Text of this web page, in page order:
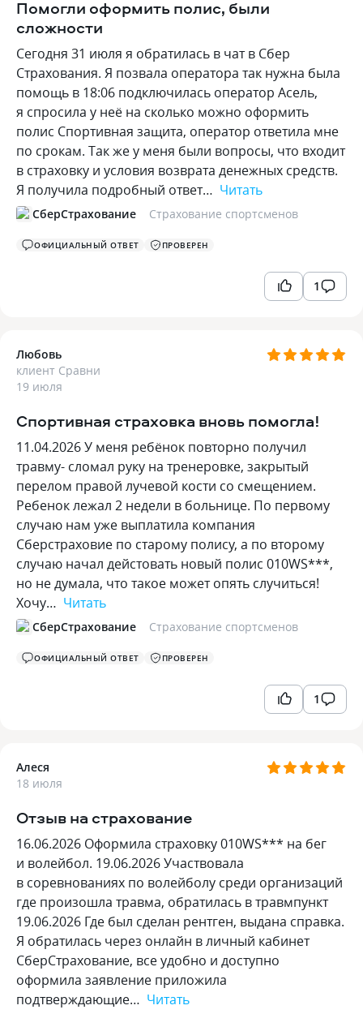
Помогли оформить полис, были
сложности
Сегодня 31 июля я обратилась в чат в Сбер
Страхования. Я позвала оператора так нужна была
помощь в 18:06 подключилась оператор Асель,
я спросила у неё на сколько можно оформить
полис Спортивная защита, оператор ответила мне
по срокам. Так же у меня были вопросы, что входит
в страховку и условия возврата денежных средств.
Я получила подробный ответ… Читать
СберСтрахование Страхование спортсменов
ОФИЦИАЛЬНЫЙ ОТВЕТ ПРОВЕРЕН
1
Любовь
клиент Сравни
19 июля
Спортивная страховка вновь помогла!
11.04.2026 У меня ребёнок повторно получил
травму- сломал руку на тренеровке, закрытый
перелом правой лучевой кости со смещением.
Ребенок лежал 2 недели в больнице. По первому
случаю нам уже выплатила компания
Сберстраховие по старому полису, а по второму
случаю начал дейстовать новый полис 010WS***,
но не думала, что такое может опять случиться!
Хочу… Читать
СберСтрахование Страхование спортсменов
ОФИЦИАЛЬНЫЙ ОТВЕТ ПРОВЕРЕН
1
Алеся
18 июля
Отзыв на страхование
16.06.2026 Оформила страховку 010WS*** на бег
и волейбол. 19.06.2026 Участвовала
в соревнованиях по волейболу среди организаций
где произошла травма, обратилась в травмпункт
19.06.2026 Где был сделан рентген, выдана справка.
Я обратилась через онлайн в личный кабинет
СберСтрахование, все удобно и доступно
оформила заявление приложила
подтверждающие… Читать